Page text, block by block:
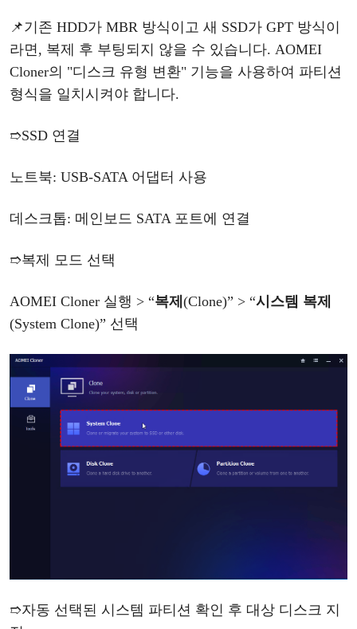
📌기존 HDD가 MBR 방식이고 새 SSD가 GPT 방식이
라면, 복제 후 부팅되지 않을 수 있습니다. AOMEI
Cloner의 "디스크 유형 변환" 기능을 사용하여 파티션
형식을 일치시켜야 합니다.
➱SSD 연결
노트북: USB-SATA 어댑터 사용
데스크톱: 메인보드 SATA 포트에 연결
➱복제 모드 선택
AOMEI Cloner 실행 > “복제 (Clone)” > “시스템 복제
(System Clone)” 선택
➱자동 선택된 시스템 파티션 확인 후 대상 디스크 지